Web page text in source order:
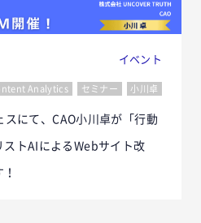
イベント
Analytics セミナー 小川卓
スにて、CAO小川卓が「行動
トAIによるWebサイト改